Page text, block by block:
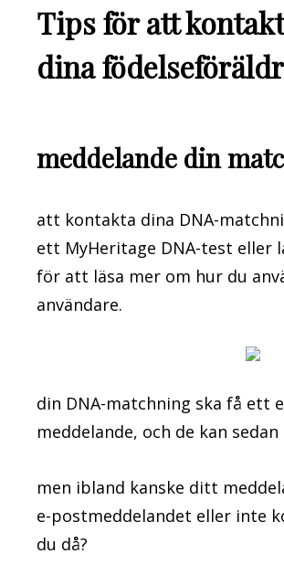
Tips för att
dina
meddelande din
att kontakta dina DNA-
ett MyHeritage DNA-test eller
för att läsa mer om hur du
användare.
din DNA-matchning ska få ett
meddelande, och de kan
men ibland kanske ditt
e-postmeddelandet eller inte
du då?